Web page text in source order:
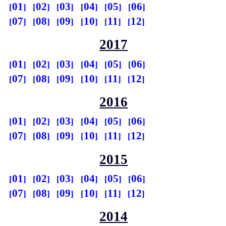
01 02 03 04 05
06
07
08 09 10 11 12
2017
01 02 03 04 05
06
07
08 09 10 11 12
2016
01 02 03 04 05
06
07
08 09 10 11 12
2015
01 02 03 04 05
06
07
08 09 10 11 12
2014